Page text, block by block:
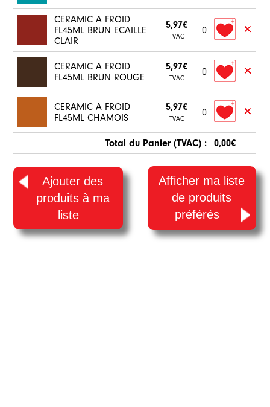
CERAMIC A FROID
FL45ML BRUN ECAILLE
CLAIR
5,97€
TVAC
0
CERAMIC A FROID
FL45ML BRUN ROUGE
5,97€
TVAC
0
CERAMIC A FROID
FL45ML CHAMOIS
5,97€
TVAC
0
Total du Panier (TVAC) : 0,00€
Ajouter des
produits à ma
liste
Afficher ma liste
de produits
préférés